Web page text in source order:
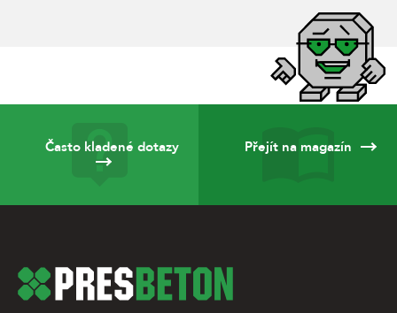
Často kladené dotazy Přejít na magazín